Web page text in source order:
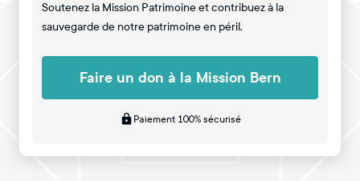
Soutenez la Mission Patrimoine et contribuez à la
sauvegarde de notre patrimoine en péril.
Faire un don à la Mission Bern
Paiement 100% sécurisé